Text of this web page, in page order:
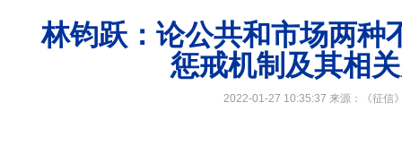
林钧跃：论公共和市场两种
惩戒机制及其相
2022-01-27 10:35:37 来源：《征信